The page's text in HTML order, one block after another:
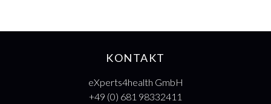
KONTAKT
eXperts4health GmbH
+49 (0) 681 98332411